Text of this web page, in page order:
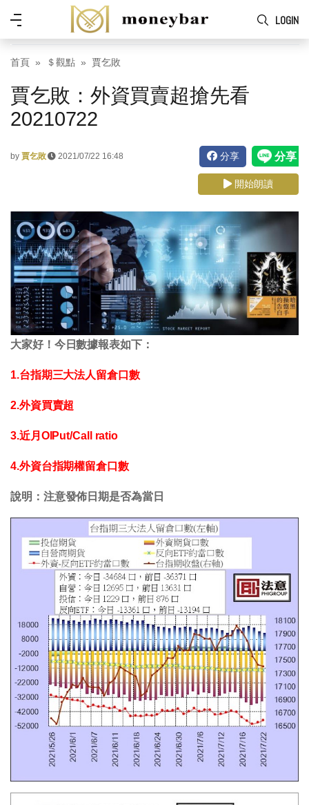
Skip to main content
LOGIN
功
能
表
首頁 ＄觀點 賈乞敗
賈乞敗：外資買賣超搶先看
20210722
by 賈乞敗 2021/07/22 16:48 分享
開始朗讀
大家好！今日數據報表如下：
1.台指期三大法人留倉口數
2.外資買賣超
3.近月OIPut/Call ratio
4.外資台指期權留倉口數
說明：注意發佈日期是否為當日